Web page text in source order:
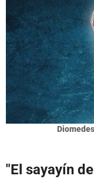
"El sayayín